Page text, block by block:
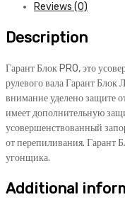
Lexus
2016-
quantity
Reviews (0)
Description
Гарант Блок PRO, это
рулевого вала Гарант Блок
внимание уделено защите
имеет дополнительную
усовершенствованный
от перепиливания. Гарант
угонщика.
Additional